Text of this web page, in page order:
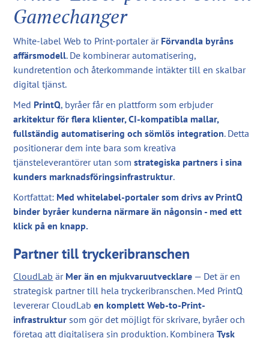
Gamechanger
White-label Web to Print-portaler är Förvandla byråns
affärsmodell. De kombinerar automatisering,
kundretention och återkommande intäkter till en skalbar
digital tjänst.
Med PrintQ, byråer får en plattform som erbjuder
arkitektur för flera klienter, CI-kompatibla mallar,
fullständig automatisering och sömlös integration. Detta
positionerar dem inte bara som kreativa
tjänsteleverantörer utan somstrategiska partners i sina
kunders marknadsföringsinfrastruktur.
Kortfattat: Med whitelabel-portaler som drivs av PrintQ
binder byråer kunderna närmare än någonsin - med ett
klick på en knapp.
Partner till tryckeribranschen
CloudLab är Mer än en mjukvaruutvecklare — Det är en
strategisk partner till hela tryckeribranschen. Med PrintQ
levererar CloudLaben komplett Web-to-Print-
infrastruktur som gör det möjligt för skrivare, byråer och
företag att digitalisera sin produktion. KombineraTysk